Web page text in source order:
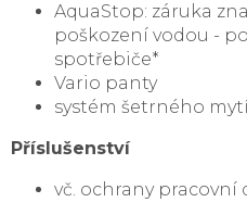
AquaStop: záruka
poškození vodou -
spotřebiče*
Vario panty
systém šetrného
Příslušenství
vč. ochrany pracovní